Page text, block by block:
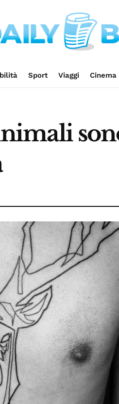
Sport Viaggi Cinema